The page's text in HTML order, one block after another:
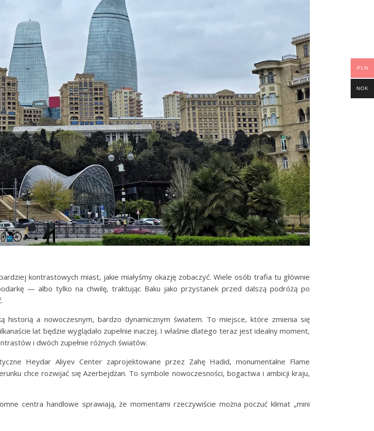
kontrastowych miast, jakie miałyśmy okazję zobaczyć. Wiele osób trafia tu głównie
— albo tylko na chwilę, traktując Baku jako przystanek przed dalszą podróżą po
historią a nowoczesnym, bardzo dynamicznym światem. To miejsce, które zmienia się
lat będzie wyglądało zupełnie inaczej. I właśnie dlatego teraz jest idealny moment,
i dwóch zupełnie różnych światów.
Heydar Aliyev Center zaprojektowane przez Zahę Hadid, monumentalne Flame
chce rozwijać się Azerbejdżan. To symbole nowoczesności, bogactwa i ambicji kraju,
centra handlowe sprawiają, że momentami rzeczywiście można poczuć klimat „mini
PLN
NOK